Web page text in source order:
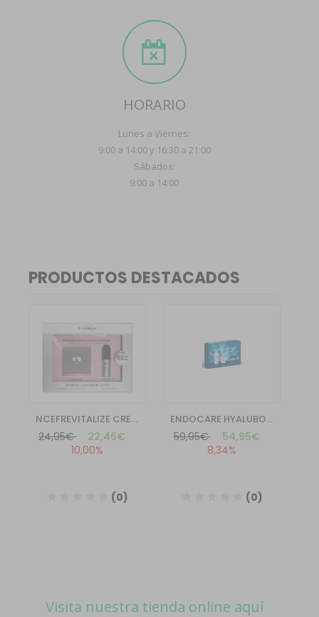
HORARIO
Lunes a Viernes:
9:00 a 14:00 y 16:30 a 21:00
Sábados:
9:00 a 14:00
Visita nuestra tienda online aquí